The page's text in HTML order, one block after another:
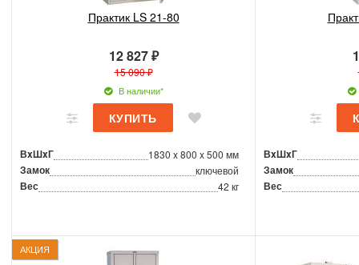
Практик LS 21-80
12 827 ₽
15 090 ₽
В наличии*
ВxШxГ 1830 x 800 x 500 мм
Замок ключевой
Вес 42 кг
ВxШxГ
Замок
Вес
АКЦИЯ